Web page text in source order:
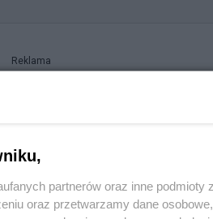
Reklama
ws. Szafarowicza
rozpoczęła przeciwko niemu
publicznej, w tym w
partnerów oraz inne
oraz przetwarzamy dane